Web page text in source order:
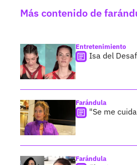
Más contenido de
Entretenimiento
Isa del
Farándula
"Se me
Farándula